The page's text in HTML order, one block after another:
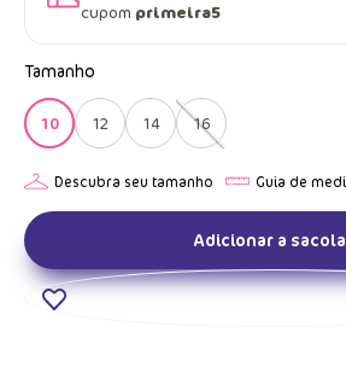
cupom primeira5
Tamanho
10 12 14 16
Adicionar a sacola